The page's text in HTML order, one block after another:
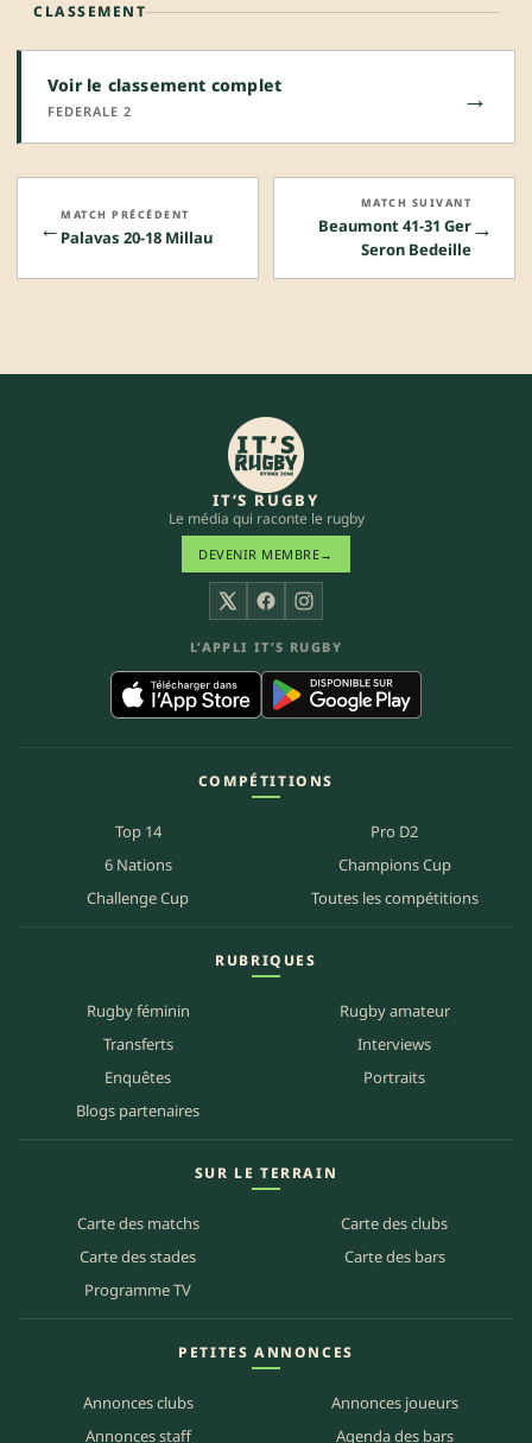
CLASSEMENT
Voir le classement complet
FEDERALE 2 →
← MATCH PRÉCÉDENT
Palavas 20-18 Millau →
MATCH SUIVANT
Beaumont 41-31 Ger
Seron Bedeille
IT’S RUGBY
Le média qui raconte le rugby
DEVENIR MEMBRE→
X FacebookInstagram
L’APPLI IT’S RUGBY
COMPÉTITIONS
Top 14
Pro D2
6 Nations
Champions Cup
Challenge Cup
Toutes les compétitions
RUBRIQUES
Rugby féminin
Rugby amateur
Transferts
Interviews
Enquêtes
Portraits
Blogs partenaires
SUR LE TERRAIN
Carte des matchs
Carte des clubs
Carte des stades
Carte des bars
Programme TV
PETITES ANNONCES
Annonces clubs
Annonces joueurs
Annonces staff
Agenda des bars